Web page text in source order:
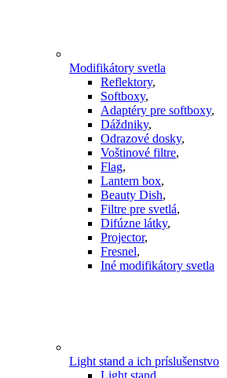
Modifikátory svetla
Reflektory,
Softboxy,
Adaptéry pre softboxy,
Dáždniky,
Odrazové dosky,
Voštinové filtre,
Flag,
Lantern box,
Beauty Dish,
Filtre pre svetlá,
Difúzne látky,
Projector,
Fresnel,
Iné modifikátory svetla
Light stand a ich príslušenstvo